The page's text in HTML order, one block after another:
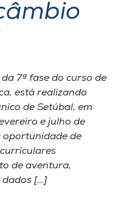
7ª fase do curso ​de
está realizando
de Setúbal, em
​e​ julho de
oportunidade de
de aventura,
dados […]